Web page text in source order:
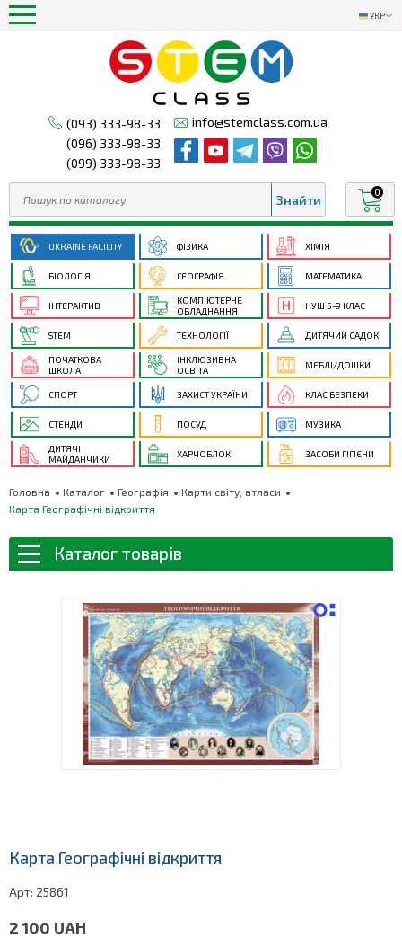
УКР
(093) 333-98-33
(096) 333-98-33
(099) 333-98-33
info@stemclass.com.ua
0
UKRAINE FACILITY ФІЗИКА ХІМІЯ
БІОЛОГІЯ ГЕОГРАФІЯ МАТЕМАТИКА
ІНТЕРАКТИВ
КОМП’ЮТЕРНЕ
ОБЛАДНАННЯ
НУШ 5-9 КЛАС
STEM ТЕХНОЛОГІЇ ДИТЯЧИЙ САДОК
ПОЧАТКОВА
ШКОЛА
ІНКЛЮЗИВНА
ОСВІТА
МЕБЛІ/ДОШКИ
СПОРТ ЗАХИСТ УКРАЇНИ КЛАС БЕЗПЕКИ
СТЕНДИ ПОСУД МУЗИКА
ДИТЯЧІ
МАЙДАНЧИКИ
ХАРЧОБЛОК ЗАСОБИ ГІГІЄНИ
Головна Каталог Географія
Карти світу, атласи
Карта Географічні відкриття
Каталог товарів
Карта Географічні відкриття
Арт: 25861
2 100 UAH